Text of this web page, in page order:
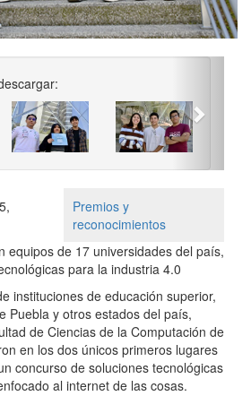
Premios y
reconocimientos
equipos de 17 universidades del país,
para la industria 4.0
instituciones de educación superior,
Puebla y otros estados del país,
de Ciencias de la Computación de
en los dos únicos primeros lugares
concurso de soluciones tecnológicas
al internet de las cosas.